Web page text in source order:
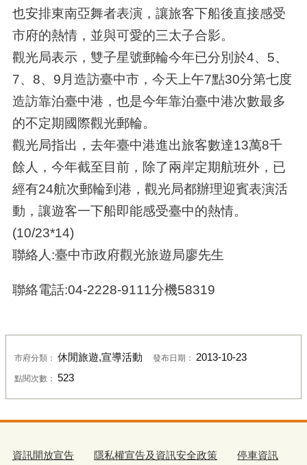
也安排東南亞舞者表演，讓旅客下船後直接感受
市府的熱情，並與可愛的三太子合影。
觀光局表示，雙子星號郵輪今年已分別於4、5、
7、8、9月造訪臺中市，今天上午7點30分第七度
造訪靠泊臺中港，也是今年靠泊臺中港次數最多
的不定期國際觀光郵輪。
觀光局指出，去年臺中港進出旅客數達13萬8千
餘人，今年截至目前，除了兩岸定期航班外，已
經有24航次郵輪到港，觀光局都辦理迎賓表演活
動，讓遊客一下船即能感受臺中的熱情。
(10/23*14)
聯絡人:臺中市政府觀光旅遊局廖先生
聯絡電話:04-2228-9111分機58319
市府分類： 休閒旅遊,宣導活動 發布日期： 2013-10-23
點閱次數： 523
資訊開放宣告 隱私權宣告及資訊安全政策 停車資訊